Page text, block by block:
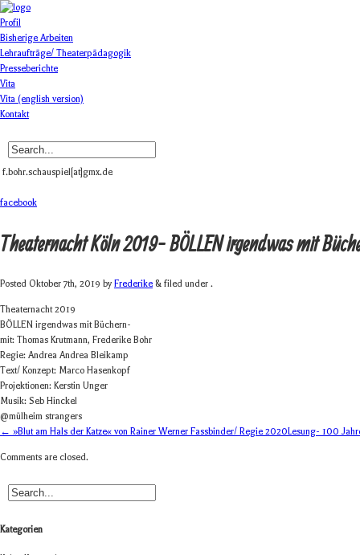
Profil
Bisherige Arbeiten
Lehraufträge/ Theaterpädagogik
Presseberichte
Vita
Vita (english version)
Kontakt
f.bohr.schauspiel[at]gmx.de
facebook
Theaternacht Köln 2019- BÖLLEN irgend­was mit
Posted Oktober 7th, 2019 byFrederike & filed under .
Thea­ter­nacht 2019
BÖLLEN irgend­was mit Büchern-
mit: Tho­mas Krut­mann, Fre­de­rike Bohr
Regie: Andrea Andrea Bleikamp
Text/ Kon­zept: Marco Hasenkopf
Pro­jek­tio­nen: Kers­tin Unger
Musik: Seb Hinckel
@mülheim stran­gers
← »Blut am Hals der Katze« von Rainer Werner Fassbinder/ Regie 2020Lesung- 100
Comments are closed.
Kategorien